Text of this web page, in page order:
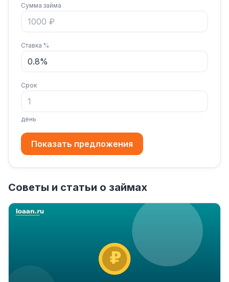
Сумма займа
Ставка %
Срок
день
Показать предложения
Советы и статьи о займах